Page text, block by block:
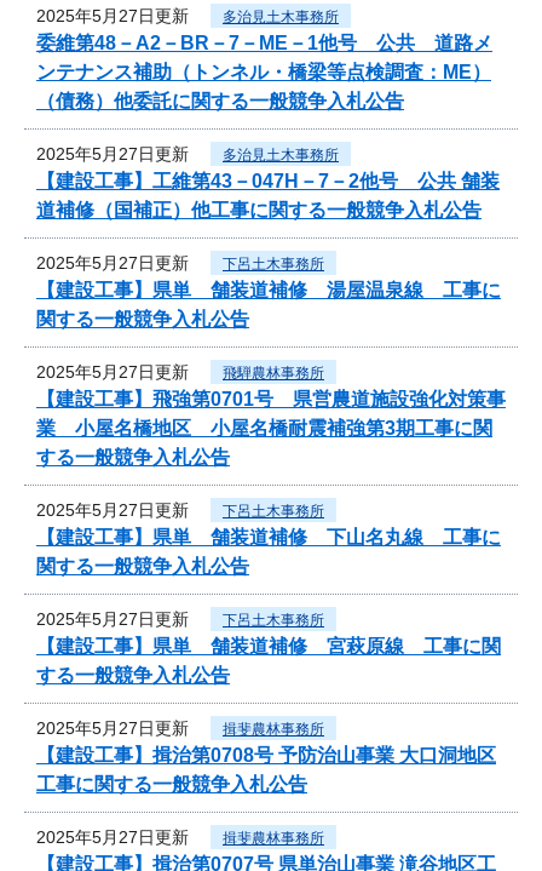
2025年5月27日更新 多治見土木事務所
委維第48－A2－BR－7－ME－1他号 公共 道路メ
ンテナンス補助（トンネル・橋梁等点検調査：ME）
（債務）他委託に関する一般競争入札公告
2025年5月27日更新 多治見土木事務所
【建設工事】工維第43－047H－7－2他号 公共 舗装
道補修（国補正）他工事に関する一般競争入札公告
2025年5月27日更新 下呂土木事務所
【建設工事】県単 舗装道補修 湯屋温泉線 工事に
関する一般競争入札公告
2025年5月27日更新 飛騨農林事務所
【建設工事】飛強第0701号 県営農道施設強化対策事
業 小屋名橋地区 小屋名橋耐震補強第3期工事に関
する一般競争入札公告
2025年5月27日更新 下呂土木事務所
【建設工事】県単 舗装道補修 下山名丸線 工事に
関する一般競争入札公告
2025年5月27日更新 下呂土木事務所
【建設工事】県単 舗装道補修 宮萩原線 工事に関
する一般競争入札公告
2025年5月27日更新 揖斐農林事務所
【建設工事】揖治第0708号 予防治山事業 大口洞地区
工事に関する一般競争入札公告
2025年5月27日更新 揖斐農林事務所
【建設工事】揖治第0707号 県単治山事業 滝谷地区工